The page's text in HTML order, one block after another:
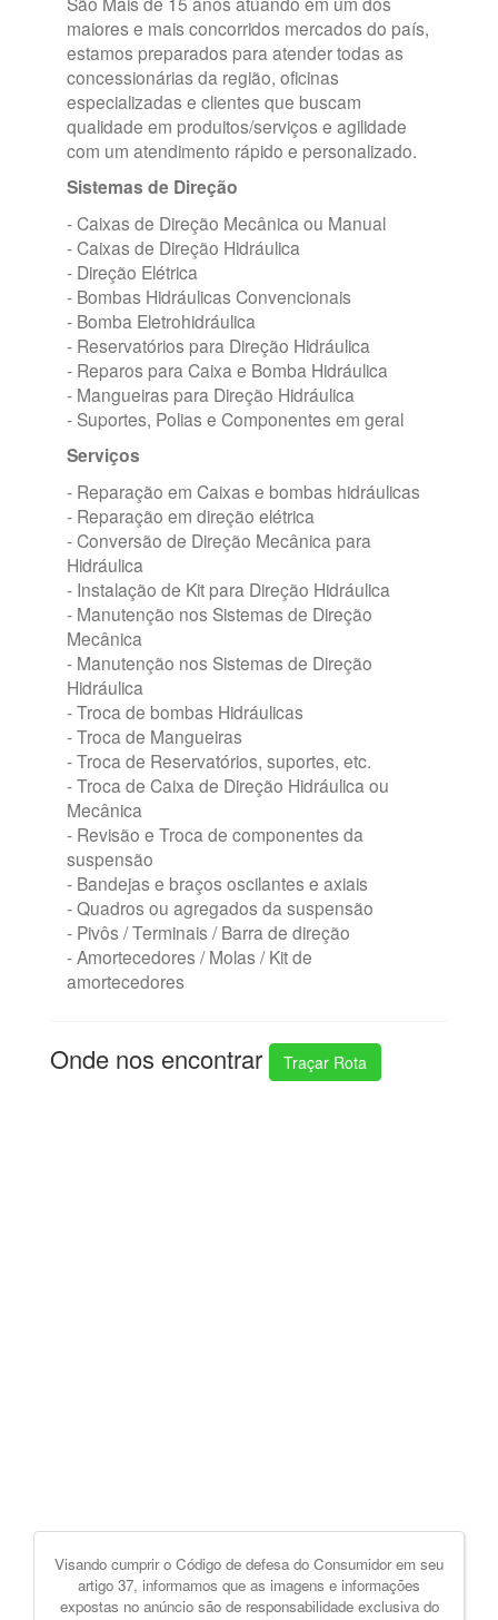
maiores e mais concorridos mercados do país,
estamos preparados para atender todas as
concessionárias da região, oficinas
especializadas e clientes que buscam
qualidade em produitos/serviços e agilidade
com um atendimento rápido e personalizado.
Sistemas de Direção
- Caixas de Direção Mecânica ou Manual
- Caixas de Direção Hidráulica
- Direção Elétrica
- Bombas Hidráulicas Convencionais
- Bomba Eletrohidráulica
- Reservatórios para Direção Hidráulica
- Reparos para Caixa e Bomba Hidráulica
- Mangueiras para Direção Hidráulica
- Suportes, Polias e Componentes em geral
Serviços
- Reparação em Caixas e bombas hidráulicas
- Reparação em direção elétrica
- Conversão de Direção Mecânica para
Hidráulica
- Instalação de Kit para Direção Hidráulica
- Manutenção nos Sistemas de Direção
Mecânica
- Manutenção nos Sistemas de Direção
Hidráulica
- Troca de bombas Hidráulicas
- Troca de Mangueiras
- Troca de Reservatórios, suportes, etc.
- Troca de Caixa de Direção Hidráulica ou
Mecânica
- Revisão e Troca de componentes da
suspensão
- Bandejas e braços oscilantes e axiais
- Quadros ou agregados da suspensão
- Pivôs / Terminais / Barra de direção
- Amortecedores / Molas / Kit de
amortecedores
Onde nos encontrar Traçar Rota
Visando cumprir o Código de defesa do Consumidor em seu
artigo 37, informamos que as imagens e informações
expostas no anúncio são de responsabilidade exclusiva do